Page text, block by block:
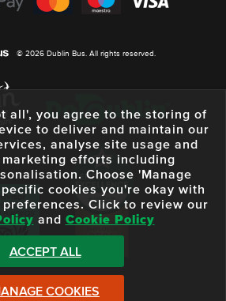
© 2026 Dublin Bus. All rights reserved.
all', you agree to the storing of
to deliver and maintain our
analyse site usage and
efforts including
Choose 'Manage
cookies you're okay with
Click to review our
and Cookie Policy
ACCEPT ALL
COOKIES